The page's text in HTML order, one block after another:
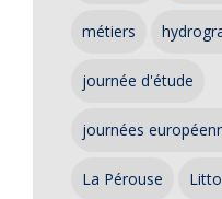
métiers
journée d'étude
journées
La Pérouse